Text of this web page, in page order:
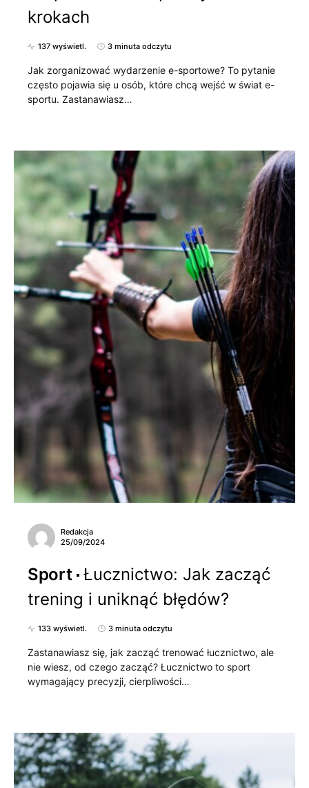
krokach
137 wyświetl. 3 minuta odczytu
Jak zorganizować wydarzenie e-sportowe? To pytanie
często pojawia się u osób, które chcą wejść w świat e-
sportu. Zastanawiasz…
Redakcja
25/09/2024
Sport Łucznictwo: Jak zacząć
trening i uniknąć błędów?
133 wyświetl. 3 minuta odczytu
Zastanawiasz się, jak zacząć trenować łucznictwo, ale
nie wiesz, od czego zacząć? Łucznictwo to sport
wymagający precyzji, cierpliwości…